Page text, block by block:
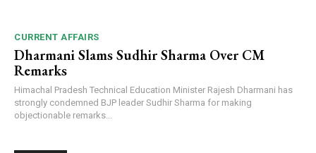
CURRENT AFFAIRS
Dharmani Slams Sudhir Sharma Over CM
Remarks
Himachal Pradesh Technical Education Minister Rajesh Dharmani has
strongly condemned BJP leader Sudhir Sharma for making
objectionable remarks...